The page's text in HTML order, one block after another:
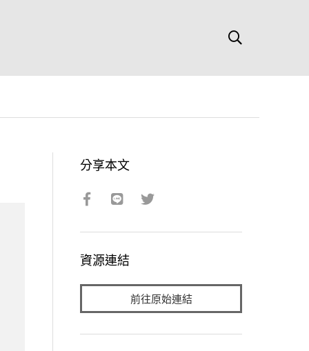
分享本文
資源連結
前往原始連結